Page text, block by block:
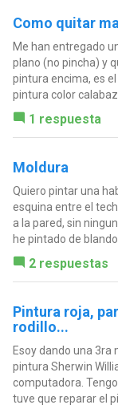
Como quitar
Me han entregado
plano (no pincha) y
pintura encima, es
pintura color
1 respuesta
Moldura
Quiero pintar una
esquina entre el
a la pared, sin
he pintado de
2 respuestas
Pintura roja,
rodillo...
Esoy dando una 3ra
pintura Sherwin
computadora.
tuve que reparar el